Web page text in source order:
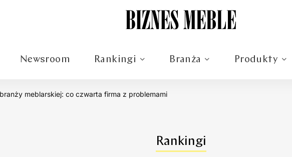
Newsroom Rankingi Branża Produkty
meblarskiej: co czwarta firma z problemami
Rankingi